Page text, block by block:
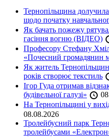
Тернопільщина
щодо початку
Як бачать пожежу
гасіння вогню (ВІДЕО)
Професору Стефану
«Почесний громадянин
Як житель
років створює текстиль
Ігор Гуда отримав
будівельної галузі»
На Тернопільщині у
08.08.2026
Тролейбусний парк
тролейбусами